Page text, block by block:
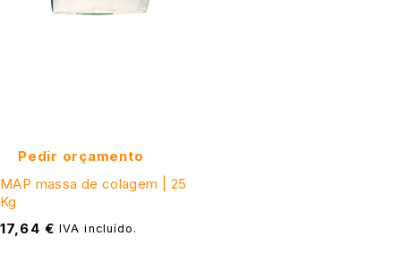
Pedir orçamento
MAP massa de colagem | 25
Kg
17,64 € IVA incluído.